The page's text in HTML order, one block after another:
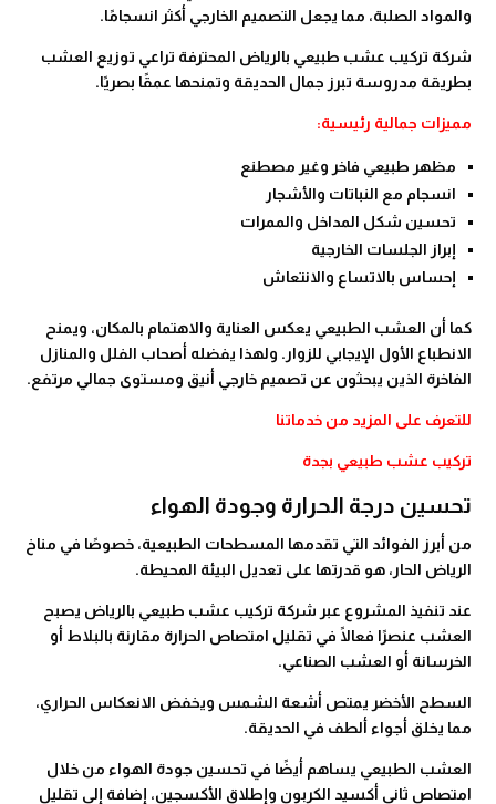
والمواد الصلبة، مما يجعل التصميم الخارجي أكثر انسجامًا.
شركة تركيب عشب طبيعي بالرياض المحترفة تراعي توزيع العشب
بطريقة مدروسة تبرز جمال الحديقة وتمنحها عمقًا بصريًا.
مميزات جمالية رئيسية:
مظهر طبيعي فاخر وغير مصطنع
انسجام مع النباتات والأشجار
تحسين شكل المداخل والممرات
إبراز الجلسات الخارجية
إحساس بالاتساع والانتعاش
كما أن العشب الطبيعي يعكس العناية والاهتمام بالمكان، ويمنح
الانطباع الأول الإيجابي للزوار. ولهذا يفضله أصحاب الفلل والمنازل
الفاخرة الذين يبحثون عن تصميم خارجي أنيق ومستوى جمالي مرتفع.
للتعرف على المزيد من خدماتنا
تركيب عشب طبيعي بجدة
تحسين درجة الحرارة وجودة الهواء
من أبرز الفوائد التي تقدمها المسطحات الطبيعية، خصوصًا في مناخ
الرياض الحار، هو قدرتها على تعديل البيئة المحيطة.
عند تنفيذ المشروع عبر شركة تركيب عشب طبيعي بالرياض يصبح
العشب عنصرًا فعالًا في تقليل امتصاص الحرارة مقارنة بالبلاط أو
الخرسانة أو العشب الصناعي.
السطح الأخضر يمتص أشعة الشمس ويخفض الانعكاس الحراري،
مما يخلق أجواء ألطف في الحديقة.
العشب الطبيعي يساهم أيضًا في تحسين جودة الهواء من خلال
امتصاص ثاني أكسيد الكربون وإطلاق الأكسجين، إضافة إلى تقليل